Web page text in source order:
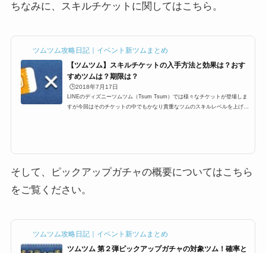
ちなみに、スキルチケットに関してはこちら。
ツムツム攻略日記｜イベント新ツムまとめ
【ツムツム】スキルチケットの入手方法と効果は？おす
すめツムは？期限は？
🕒️2018年7月17日
LINEのディズニーツムツム（Tsum Tsum）では様々なチケットが登場しま
すが今回はそのチケットの中でもかなり貴重なツムのスキルレベルを上げる
効果があるの？では、スキ...
そして、ピックアップガチャの概要についてはこちら
をご覧ください。
ツムツム攻略日記｜イベント新ツムまとめ
ツムツム 第２弾ピックアップガチャの対象ツム！確率と